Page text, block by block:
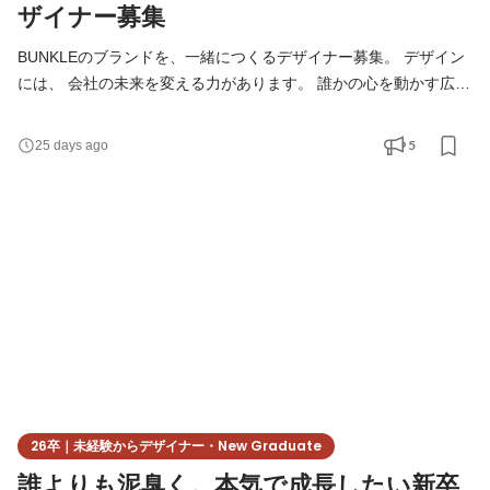
ザイナー募集
BUNKLEのブランドを、一緒につくるデザイナー募集。 デザイン
には、 会社の未来を変える力があります。 誰かの心を動かす広
リエイティブ。 ブランドの世界観を表現するWebサイト。 私たち
が求めているのは、 "見た目を整えるデザイナー"ではありませ
25 days ago 5
26卒｜未経験からデザイナー・New Graduate